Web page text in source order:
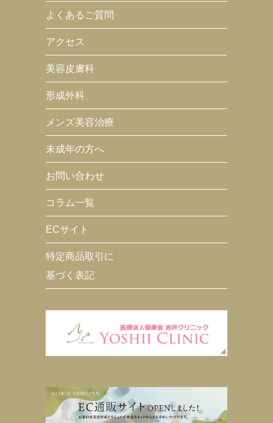
よくあるご質問
アクセス
美容皮膚科
形成外科
メンズ美容治療
未成年の方へ
お問い合わせ
コラム一覧
ECサイト
特定商品取引に
基づく表記